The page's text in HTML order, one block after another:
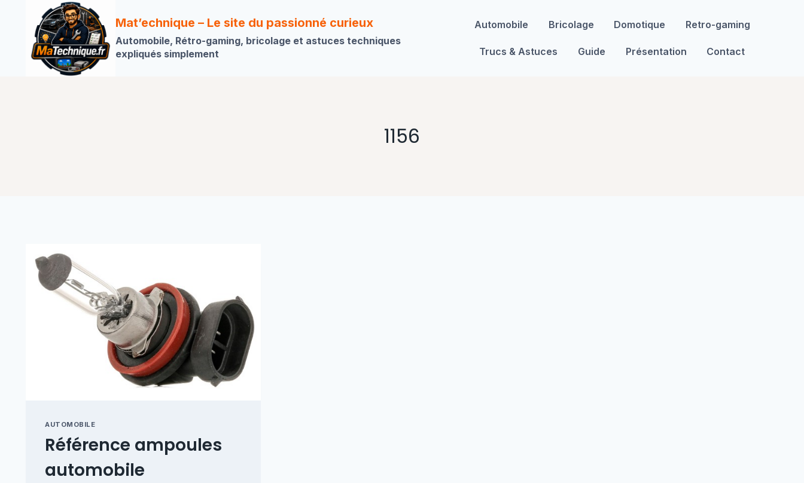
contenu
Mat’echnique – Le site du passionné curieux
Automobile, Rétro-gaming, bricolage et astuces techniques
expliqués simplement
Automobile Bricolage Domotique Retro-gaming
Trucs & Astuces Guide Présentation Contact
1156
AUTOMOBILE
Référence ampoules
automobile